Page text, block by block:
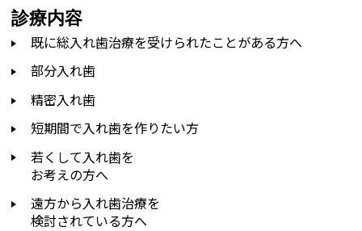
診療内容
既に総入れ歯治療を受けられたことがある方へ
部分入れ歯
精密入れ歯
短期間で入れ歯を作りたい方
若くして入れ歯を
お考えの方へ
遠方から入れ歯治療を
検討されている方へ